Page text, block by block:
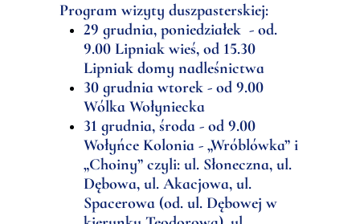
Program wizyty duszpasterskiej:
29 grudnia, poniedziałek - od.
9.00 Lipniak wieś, od 15.30
Lipniak domy nadleśnictwa
30 grudnia wtorek - od 9.00
Wólka Wołyniecka
31 grudnia, środa - od 9.00
Wołyńce Kolonia - „Wróblówka” i
„Choiny” czyli: ul. Słoneczna, ul.
Dębowa, ul. Akacjowa, ul.
Spacerowa (od. ul. Dębowej w